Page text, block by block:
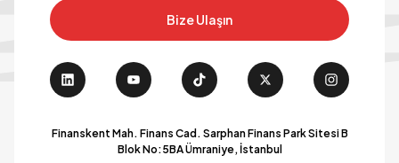
Bize Ulaşın
Finanskent Mah. Finans Cad. Sarphan Finans Park Sitesi B
Blok No:5BA Ümraniye, İstanbul